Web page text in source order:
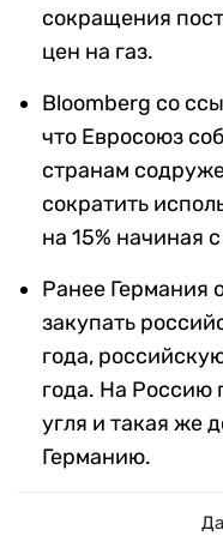
сокращения
цен на газ.
Bloomberg со
что Евросоюз
странам
сократить
на 15% начиная
Ранее Германия
закупать
года,
года. На Россию
угля и такая же
Германию.